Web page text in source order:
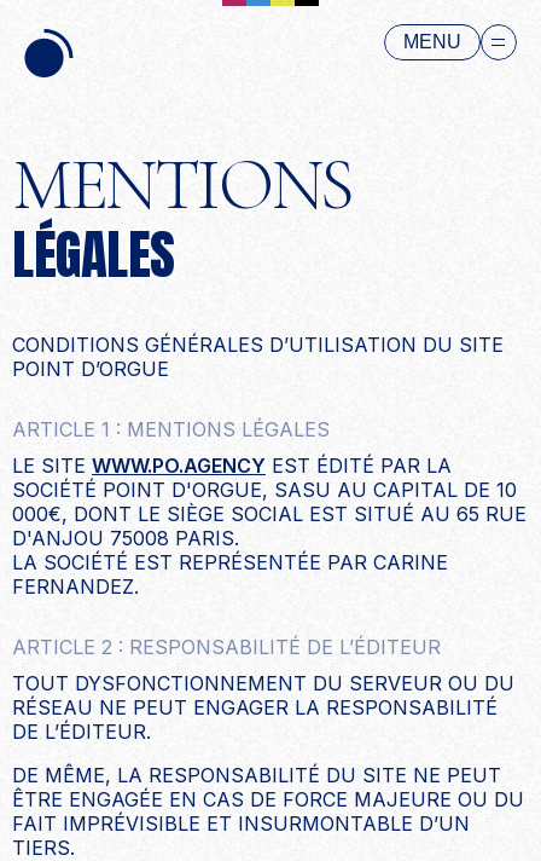
MENU
MENTIONS
LÉGALES
CONDITIONS GÉNÉRALES D’UTILISATION DU SITE
POINT D’ORGUE
ARTICLE 1 : MENTIONS LÉGALES
LE SITE WWW.PO.AGENCY EST ÉDITÉ PAR LA
SOCIÉTÉ POINT D'ORGUE, SASU AU CAPITAL DE 10
000€, DONT LE SIÈGE SOCIAL EST SITUÉ AU 65 RUE
D'ANJOU 75008 PARIS.
LA SOCIÉTÉ EST REPRÉSENTÉE PAR CARINE
FERNANDEZ.
ARTICLE 2 : RESPONSABILITÉ DE L’ÉDITEUR
TOUT DYSFONCTIONNEMENT DU SERVEUR OU DU
RÉSEAU NE PEUT ENGAGER LA RESPONSABILITÉ
DE L’ÉDITEUR.
DE MÊME, LA RESPONSABILITÉ DU SITE NE PEUT
ÊTRE ENGAGÉE EN CAS DE FORCE MAJEURE OU DU
FAIT IMPRÉVISIBLE ET INSURMONTABLE D’UN
TIERS.